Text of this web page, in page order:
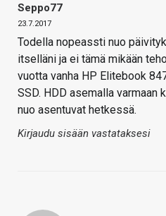
Seppo77
23.7.2017
Todella nopeassti nuo
itselläni ja ei tämä mikään
vuotta vanha HP Elitebook
SSD. HDD asemalla varmaan
nuo asentuvat hetkessä.
Kirjaudu sisään vastataksesi